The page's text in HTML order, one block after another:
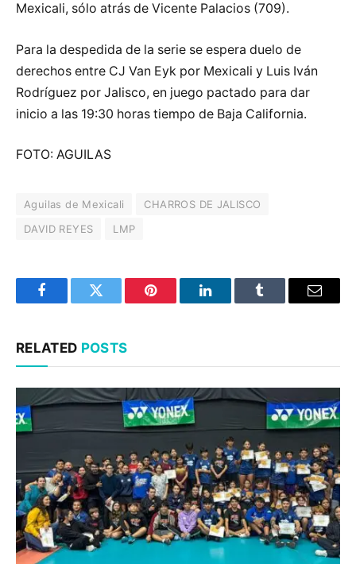
Mexicali, sólo atrás de Vicente Palacios (709).
Para la despedida de la serie se espera duelo de
derechos entre CJ Van Eyk por Mexicali y Luis Iván
Rodríguez por Jalisco, en juego pactado para dar
inicio a las 19:30 horas tiempo de Baja California.
FOTO: AGUILAS
Aguilas de Mexicali
CHARROS DE JALISCO
DAVID REYES
LMP
FacebookTwitter Pinterest LinkedInTumblr Email
RELATED POSTS